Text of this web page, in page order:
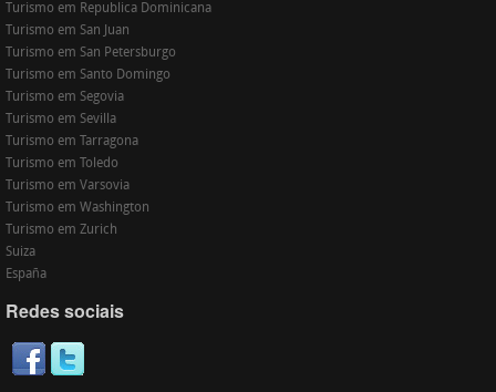
Turismo em Republica Dominicana
Turismo em San Juan
Turismo em San Petersburgo
Turismo em Santo Domingo
Turismo em Segovia
Turismo em Sevilla
Turismo em Tarragona
Turismo em Toledo
Turismo em Varsovia
Turismo em Washington
Turismo em Zurich
Suiza
España
Redes sociais